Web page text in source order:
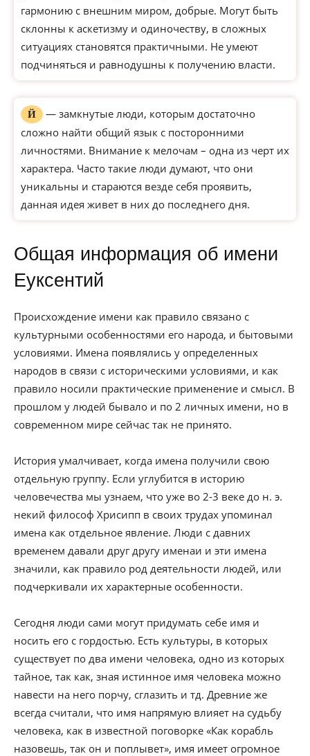
гармонию с внешним миром, добрые. Могут быть
склонны к аскетизму и одиночеству, в сложных
ситуациях становятся практичными. Не умеют
подчиняться и равнодушны к получению власти.
Й
— замкнутые люди, которым достаточно
сложно найти общий язык с посторонними
личностями. Внимание к мелочам – одна из черт их
характера. Часто такие люди думают, что они
уникальны и стараются везде себя проявить,
данная идея живет в них до последнего дня.
Общая информация об имени
Еуксентий
Происхождение имени как правило связано с
культурными особенностями его народа, и бытовыми
условиями. Имена появлялись у определенных
народов в связи с историческими условиями, и как
правило носили практические применение и смысл. В
прошлом у людей бывало и по 2 личных имени, но в
современном мире сейчас так не принято.
История умалчивает, когда имена получили свою
отдельную группу. Если углубится в историю
человечества мы узнаем, что уже во 2-3 веке до н. э.
некий философ Хрисипп в своих трудах упоминал
имена как отдельное явление. Люди с давних
временем давали друг другу именаи и эти имена
значили, как правило род деятельности людей, или
подчеркивали их характерные особенности.
Сегодня люди сами могут придумать себе имя и
носить его с гордостью. Есть культуры, в которых
существует по два имени человека, одно из которых
тайное, так как, зная истинное имя человека можно
навести на него порчу, сглазить и тд. Древние же
всегда считали, что имя напрямую влияет на судьбу
человека, как в известной поговорке «Как корабль
назовешь, так он и поплывет», имя имеет огромное